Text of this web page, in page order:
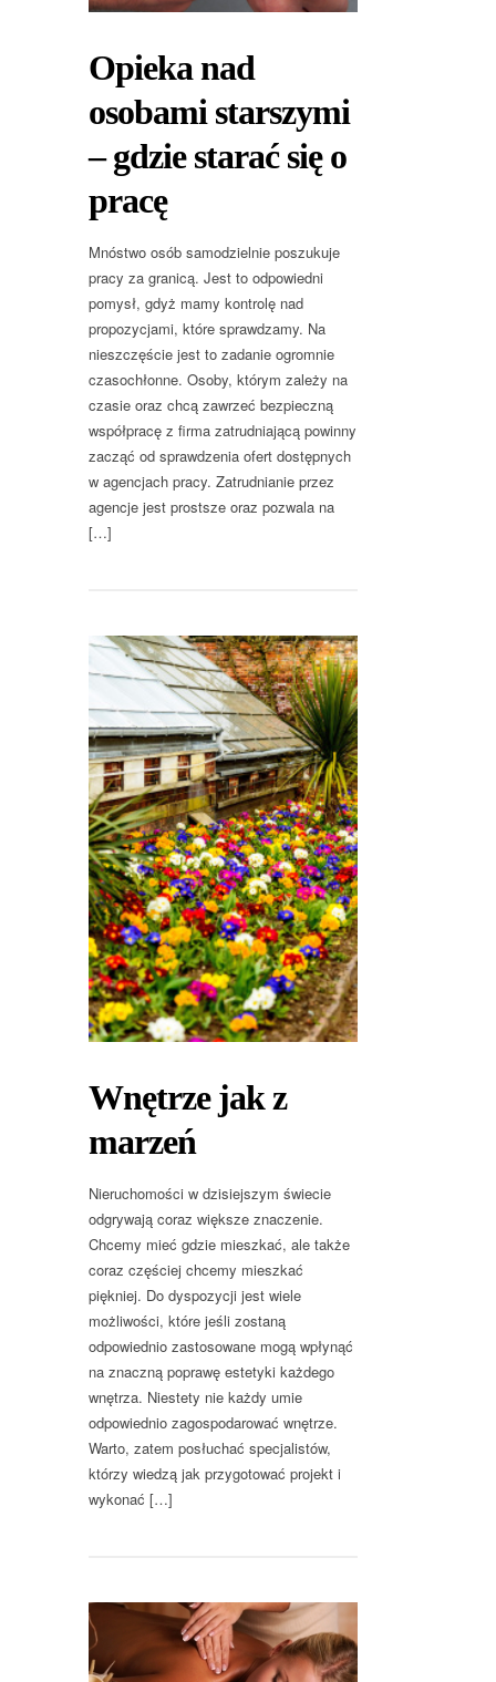
Opieka nad
osobami starszymi
– gdzie starać się o
pracę
Mnóstwo osób samodzielnie poszukuje
pracy za granicą. Jest to odpowiedni
pomysł, gdyż mamy kontrolę nad
propozycjami, które sprawdzamy. Na
nieszczęście jest to zadanie ogromnie
czasochłonne. Osoby, którym zależy na
czasie oraz chcą zawrzeć bezpieczną
współpracę z firma zatrudniającą powinny
zacząć od sprawdzenia ofert dostępnych
w agencjach pracy. Zatrudnianie przez
agencje jest prostsze oraz pozwala na
[…]
Wnętrze jak z
marzeń
Nieruchomości w dzisiejszym świecie
odgrywają coraz większe znaczenie.
Chcemy mieć gdzie mieszkać, ale także
coraz częściej chcemy mieszkać
piękniej. Do dyspozycji jest wiele
możliwości, które jeśli zostaną
odpowiednio zastosowane mogą wpłynąć
na znaczną poprawę estetyki każdego
wnętrza. Niestety nie każdy umie
odpowiednio zagospodarować wnętrze.
Warto, zatem posłuchać specjalistów,
którzy wiedzą jak przygotować projekt i
wykonać […]